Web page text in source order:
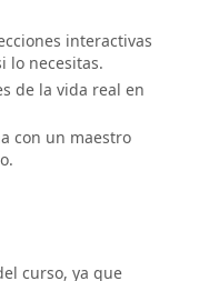
interactivas
lo necesitas.
de la vida real en
con un maestro
curso, ya que